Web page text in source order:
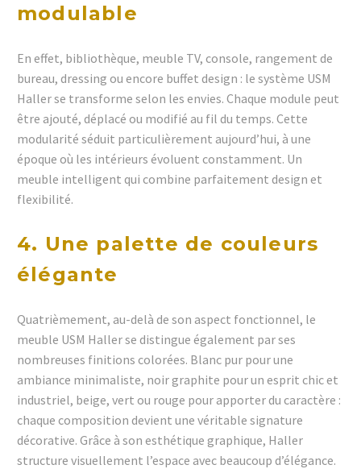
modulable
En effet, bibliothèque, meuble TV, console, rangement de
bureau, dressing ou encore buffet design : le système USM
Haller se transforme selon les envies. Chaque module peut
être ajouté, déplacé ou modifié au fil du temps. Cette
modularité séduit particulièrement aujourd’hui, à une
époque où les intérieurs évoluent constamment. Un
meuble intelligent qui combine parfaitement design et
flexibilité.
4. Une palette de couleurs
élégante
Quatrièmement, au-delà de son aspect fonctionnel, le
meuble USM Haller se distingue également par ses
nombreuses finitions colorées. Blanc pur pour une
ambiance minimaliste, noir graphite pour un esprit chic et
industriel, beige, vert ou rouge pour apporter du caractère :
chaque composition devient une véritable signature
décorative. Grâce à son esthétique graphique, Haller
structure visuellement l’espace avec beaucoup d’élégance.